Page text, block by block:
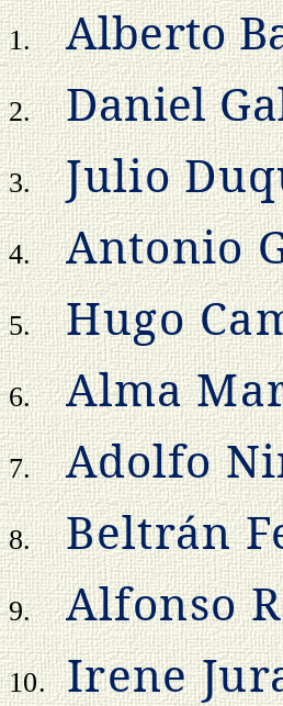
1. Alberto
2. Daniel
3. Julio
4. Antonio
5. Hugo
6. Alma
7. Adolfo
8. Beltrán
9. Alfonso
10. Irene